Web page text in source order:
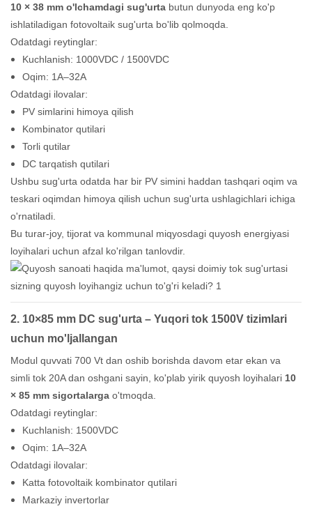
10 × 38 mm o'lchamdagi sug'urta butun dunyoda eng ko'p
ishlatiladigan fotovoltaik sug'urta bo'lib qolmoqda.
Odatdagi reytinglar:
Kuchlanish: 1000VDC / 1500VDC
Oqim: 1A–32A
Odatdagi ilovalar:
PV simlarini himoya qilish
Kombinator qutilari
Torli qutilar
DC tarqatish qutilari
Ushbu sug'urta odatda har bir PV simini haddan tashqari oqim va
teskari oqimdan himoya qilish uchun sug'urta ushlagichlari ichiga
o'rnatiladi.
Bu turar-joy, tijorat va kommunal miqyosdagi quyosh energiyasi
loyihalari uchun afzal ko'rilgan tanlovdir.
2. 10×85 mm DC sug'urta – Yuqori tok 1500V tizimlari
uchun mo'ljallangan
Modul quvvati 700 Vt dan oshib borishda davom etar ekan va
simli tok 20A dan oshgani sayin, ko'plab yirik quyosh loyihalari 10
× 85 mm sigortalarga o'tmoqda.
Odatdagi reytinglar:
Kuchlanish: 1500VDC
Oqim: 1A–32A
Odatdagi ilovalar:
Katta fotovoltaik kombinator qutilari
Markaziy invertorlar